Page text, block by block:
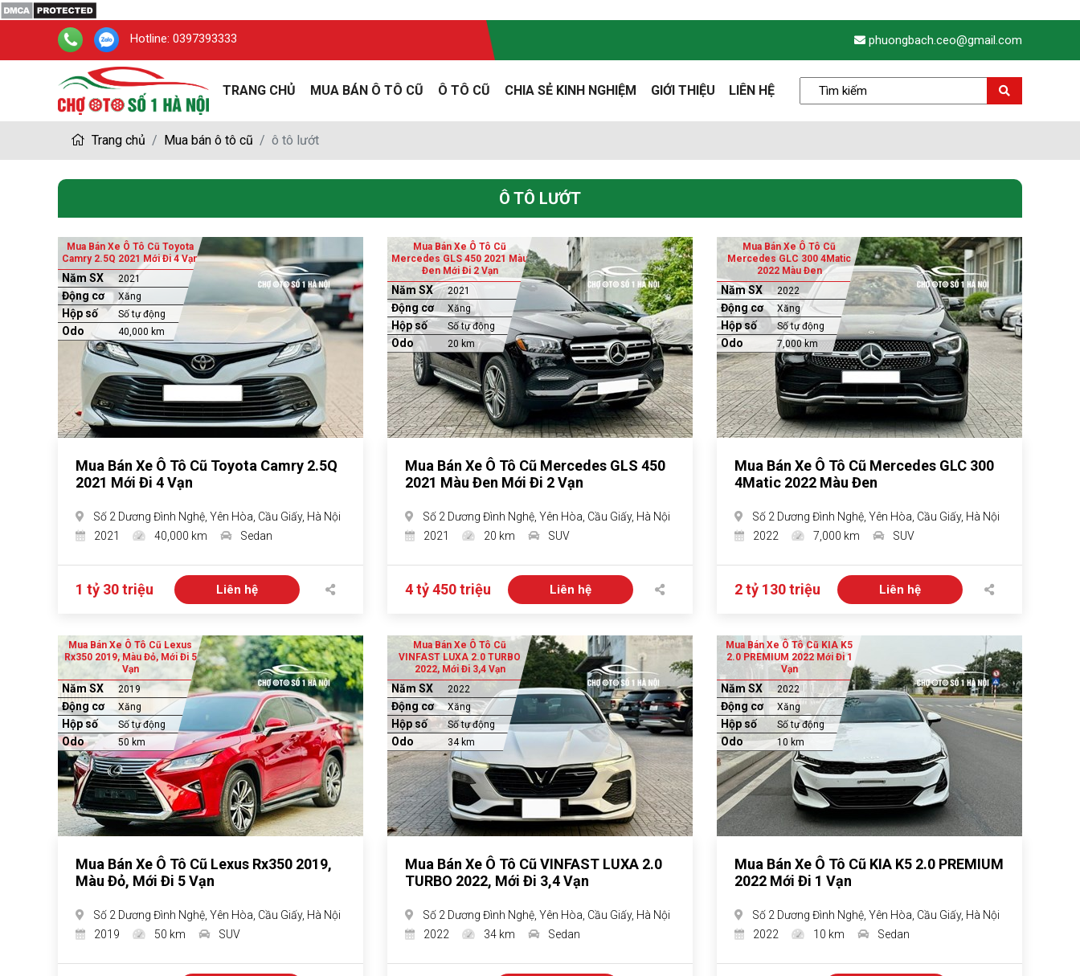
Hotline: 0397393333 phuongbach.ceo@gmail.com
TRANG CHỦ MUA BÁN Ô TÔ CŨ Ô TÔ CŨ CHIA SẺ KINH NGHIỆM GIỚI THIỆU LIÊN HỆ
Trang chủ Mua bán ô tô cũ ô tô lướt
Ô TÔ LƯỚT
Mua Bán Xe Ô Tô Cũ Toyota
Camry 2.5Q 2021 Mới Đi 4 Vạn
Năm SX 2021
Động cơ Xăng
Hộp số Số tự động
Odo 40,000 km
Mua Bán Xe Ô Tô Cũ Toyota Camry 2.5Q
2021 Mới Đi 4 Vạn
Số 2 Dương Đình Nghệ, Yên Hòa, Cầu Giấy, Hà Nội
2021
40,000 km Sedan
1 tỷ 30 triệu Liên hệ
Mua Bán Xe Ô Tô Cũ
Mercedes GLS 450 2021 Màu
Đen Mới Đi 2 Vạn
Năm SX 2021
Động cơ Xăng
Hộp số Số tự động
Odo 20 km
Mua Bán Xe Ô Tô Cũ Mercedes GLS 450
2021 Màu Đen Mới Đi 2 Vạn
Số 2 Dương Đình Nghệ, Yên Hòa, Cầu Giấy, Hà Nội
2021
20 km SUV
4 tỷ 450 triệu Liên hệ
Mua Bán Xe Ô Tô Cũ
Mercedes GLC 300 4Matic
2022 Màu Đen
Năm SX 2022
Động cơ Xăng
Hộp số Số tự động
Odo 7,000 km
Mua Bán Xe Ô Tô Cũ Mercedes GLC 300
4Matic 2022 Màu Đen
Số 2 Dương Đình Nghệ, Yên Hòa, Cầu Giấy, Hà Nội
2022
7,000 km SUV
2 tỷ 130 triệu Liên hệ
Mua Bán Xe Ô Tô Cũ Lexus
Rx350 2019, Màu Đỏ, Mới Đi 5
Vạn
Năm SX 2019
Động cơ Xăng
Hộp số Số tự động
Odo 50 km
Mua Bán Xe Ô Tô Cũ Lexus Rx350 2019,
Màu Đỏ, Mới Đi 5 Vạn
Số 2 Dương Đình Nghệ, Yên Hòa, Cầu Giấy, Hà Nội
2019
50 km SUV
Mua Bán Xe Ô Tô Cũ
VINFAST LUXA 2.0 TURBO
2022, Mới Đi 3,4 Vạn
Năm SX 2022
Động cơ Xăng
Hộp số Số tự động
Odo 34 km
Mua Bán Xe Ô Tô Cũ VINFAST LUXA 2.0
TURBO 2022, Mới Đi 3,4 Vạn
Số 2 Dương Đình Nghệ, Yên Hòa, Cầu Giấy, Hà Nội
2022
34 km Sedan
Mua Bán Xe Ô Tô Cũ KIA K5
2.0 PREMIUM 2022 Mới Đi 1
Vạn
Năm SX 2022
Động cơ Xăng
Hộp số Số tự động
Odo 10 km
Mua Bán Xe Ô Tô Cũ KIA K5 2.0 PREMIUM
2022 Mới Đi 1 Vạn
Số 2 Dương Đình Nghệ, Yên Hòa, Cầu Giấy, Hà Nội
2022
10 km Sedan